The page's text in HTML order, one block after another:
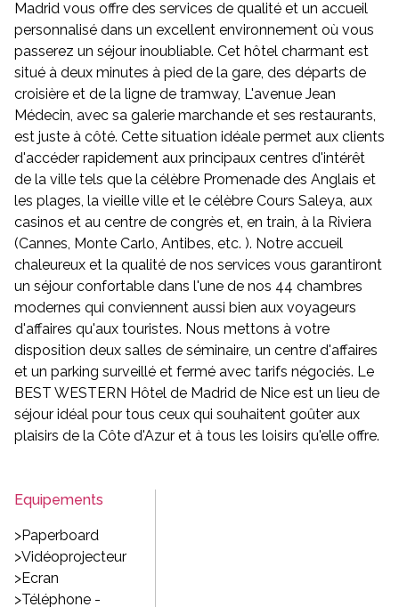
Madrid vous offre des services de qualité et un accueil
personnalisé dans un excellent environnement où vous
passerez un séjour inoubliable. Cet hôtel charmant est
situé à deux minutes à pied de la gare, des départs de
croisière et de la ligne de tramway, L'avenue Jean
Médecin, avec sa galerie marchande et ses restaurants,
est juste à côté. Cette situation idéale permet aux clients
d'accéder rapidement aux principaux centres d'intérêt
de la ville tels que la célèbre Promenade des Anglais et
les plages, la vieille ville et le célèbre Cours Saleya, aux
casinos et au centre de congrès et, en train, à la Riviera
(Cannes, Monte Carlo, Antibes, etc. ). Notre accueil
chaleureux et la qualité de nos services vous garantiront
un séjour confortable dans l'une de nos 44 chambres
modernes qui conviennent aussi bien aux voyageurs
d'affaires qu'aux touristes. Nous mettons à votre
disposition deux salles de séminaire, un centre d'affaires
et un parking surveillé et fermé avec tarifs négociés. Le
BEST WESTERN Hôtel de Madrid de Nice est un lieu de
séjour idéal pour tous ceux qui souhaitent goûter aux
plaisirs de la Côte d'Azur et à tous les loisirs qu'elle offre.
Equipements
>Paperboard
>Vidéoprojecteur
>Ecran
>Téléphone -